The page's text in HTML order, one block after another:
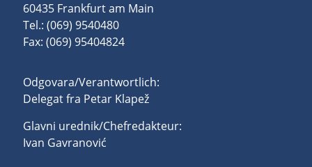
60435 Frankfurt am Main
Tel.: (069) 9540480
Fax: (069) 95404824
Odgovara/Verantwortlich:
Delegat fra Petar Klapež
Glavni urednik/Chefredakteur:
Ivan Gavranović